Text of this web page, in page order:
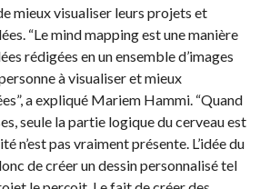
mieux visualiser leurs projets et
“Le mind mapping est une manière
rédigées en un ensemble d’images
à visualiser et mieux
a expliqué Mariem Hammi. “Quand
seule la partie logique du cerveau est
n’est pas vraiment présente. L’idée du
de créer un dessin personnalisé tel